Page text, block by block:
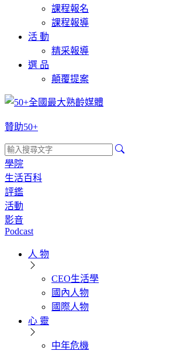
課程報名
課程報導
活 動
精采報導
選 品
顛覆提案
贊助50+
學院
生活百科
評鑑
活動
影音
Podcast
人 物
CEO生活學
國內人物
國際人物
心 靈
中年危機